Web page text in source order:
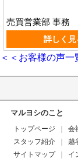
売買営業部 事務
詳しく見
＜＜お客様の声一
マルヨシのこと
トップページ 会
スタッフ紹介
越
サイトマップ
イ